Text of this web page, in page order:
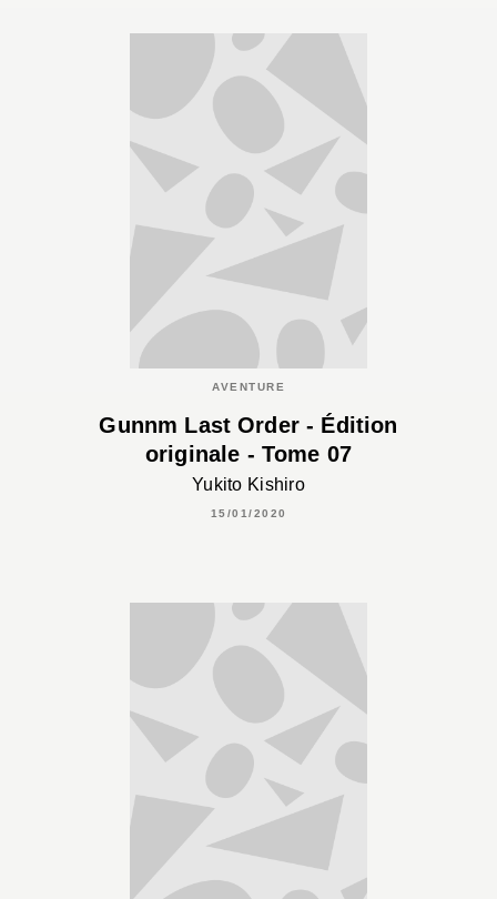
AVENTURE
Gunnm Last Order - Édition
originale - Tome 07
Yukito Kishiro
15/01/2020